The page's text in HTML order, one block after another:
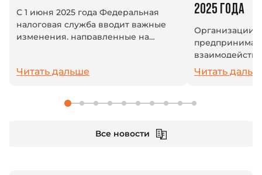
С 1 июня 2025 года Федеральная
налоговая служба вводит важные
изменения, направленные на
тексте машиночитаемой
Читать дальше
2025 ГОДА
Организации
системой:
взносы и
единый
Читать
Все новости